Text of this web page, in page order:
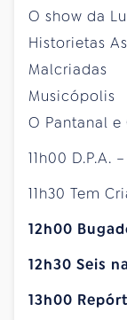
O show da
Historietas
Malcriadas
Musicópolis
O Pantanal
11h00 D.P.A.
11h30 Tem
12h00
12h30 Seis
13h00